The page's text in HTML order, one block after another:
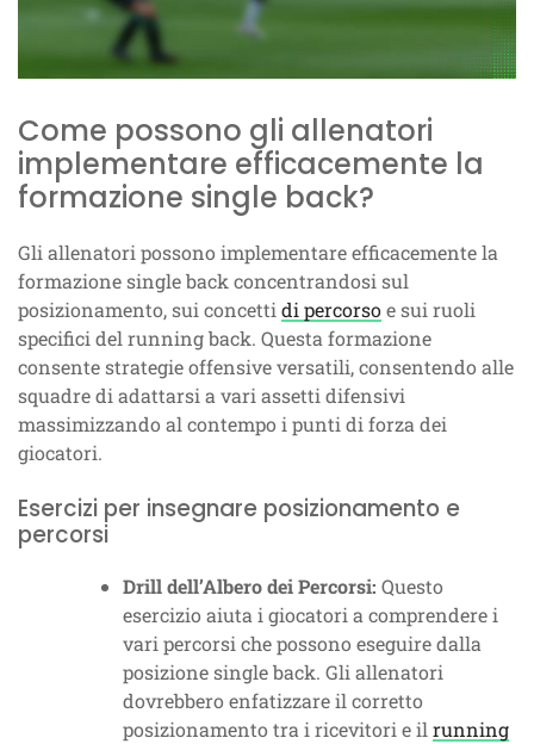
Come possono gli allenatori
implementare efficacemente la
formazione single back?
Gli allenatori possono implementare efficacemente la
formazione single back concentrandosi sul
posizionamento, sui concetti di percorsoe sui ruoli
specifici del running back. Questa formazione
consente strategie offensive versatili, consentendo alle
squadre di adattarsi a vari assetti difensivi
massimizzando al contempo i punti di forza dei
giocatori.
Esercizi per insegnare posizionamento e
percorsi
Drill dell’Albero dei Percorsi: Questo
esercizio aiuta i giocatori a comprendere i
vari percorsi che possono eseguire dalla
posizione single back. Gli allenatori
dovrebbero enfatizzare il corretto
posizionamento tra i ricevitori e il running